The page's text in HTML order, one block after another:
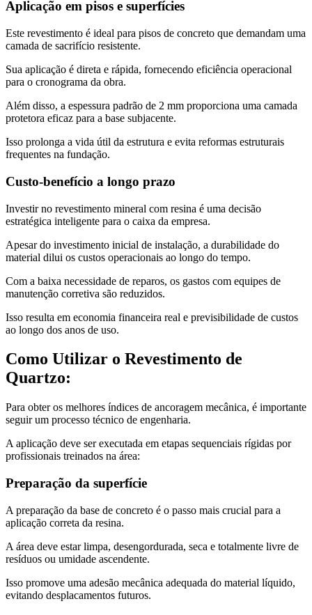
Aplicação em pisos e superfícies
Este revestimento é ideal para pisos de concreto que demandam uma
camada de sacrifício resistente.
Sua aplicação é direta e rápida, fornecendo eficiência operacional
para o cronograma da obra.
Além disso, a espessura padrão de 2 mm proporciona uma camada
protetora eficaz para a base subjacente.
Isso prolonga a vida útil da estrutura e evita reformas estruturais
frequentes na fundação.
Custo-benefício a longo prazo
Investir no revestimento mineral com resina é uma decisão
estratégica inteligente para o caixa da empresa.
Apesar do investimento inicial de instalação, a durabilidade do
material dilui os custos operacionais ao longo do tempo.
Com a baixa necessidade de reparos, os gastos com equipes de
manutenção corretiva são reduzidos.
Isso resulta em economia financeira real e previsibilidade de custos
ao longo dos anos de uso.
Como Utilizar o Revestimento de
Quartzo:
Para obter os melhores índices de ancoragem mecânica, é importante
seguir um processo técnico de engenharia.
A aplicação deve ser executada em etapas sequenciais rígidas por
profissionais treinados na área:
Preparação da superfície
A preparação da base de concreto é o passo mais crucial para a
aplicação correta da resina.
A área deve estar limpa, desengordurada, seca e totalmente livre de
resíduos ou umidade ascendente.
Isso promove uma adesão mecânica adequada do material líquido,
evitando desplacamentos futuros.